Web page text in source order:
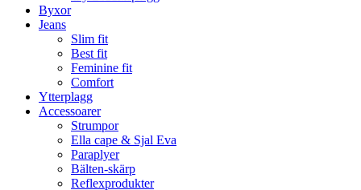
Byxor
Jeans
Slim fit
Best fit
Feminine fit
Comfort
Ytterplagg
Accessoarer
Strumpor
Ella cape & Sjal Eva
Paraplyer
Bälten-skärp
Reflexprodukter